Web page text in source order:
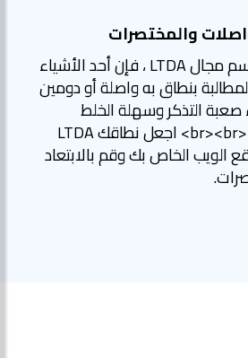
والمختصرات
عند اتخاذ قرار بشأن اسم مجال LTDA ، فإن أحد الأشياء
بنطاق به واصلة أو دومين
التذكر وسهلة الخلط
لمستخدمي الإنترنت. <br><br> اجعل نطاقك LTDA
الخاص بك وقم بالابتعاد